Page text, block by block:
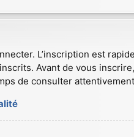
L’inscription est
Avant de vous
de consulter